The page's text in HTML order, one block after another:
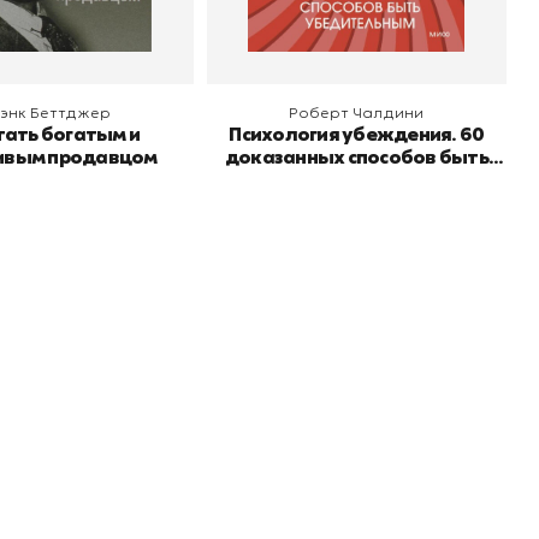
Беттджер
богатым и
продавцом
Роберт Чалдини
Психология убеждения. 60
доказанных способов быть